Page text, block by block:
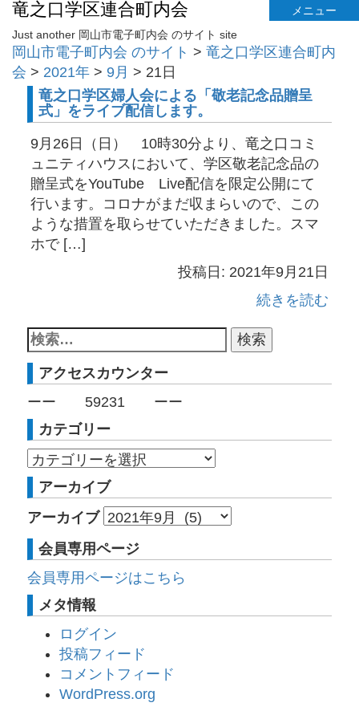
竜之口学区連合町内会
メニュー
Just another 岡山市電子町内会 のサイト site
岡山市電子町内会 のサイト > 竜之口学区連合町内
会 > 2021年 > 9月 > 21日
竜之口学区婦人会による「敬老記念品贈呈
式」をライブ配信します。
9月26日（日） 10時30分より、竜之口コミ
ュニティハウスにおいて、学区敬老記念品の
贈呈式をYouTube Live配信を限定公開にて
行います。コロナがまだ収まらいので、この
ような措置を取らせていただきました。スマ
ホで […]
投稿日: 2021年9月21日
続きを読む
アクセスカウンター
ーー 59231ーー
カテゴリー
アーカイブ
アーカイブ
会員専用ページ
会員専用ページはこちら
メタ情報
ログイン
投稿フィード
コメントフィード
WordPress.org